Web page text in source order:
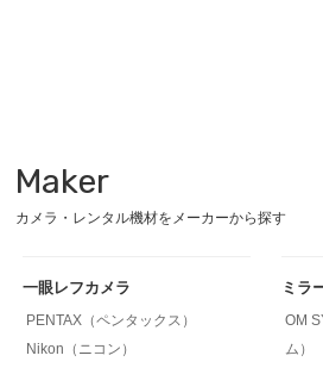
Maker
カメラ・レンタル機材をメーカーから探す
一眼レフカメラ
PENTAX（ペンタックス）
Nikon（ニコン）
ミラ
OM
ム）